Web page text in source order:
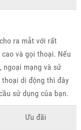
ra mắt với rất
và gọi thoại. Nếu
ngoại mạng và sử
di động thì đây
sử dụng của bạn.
Ưu đãi